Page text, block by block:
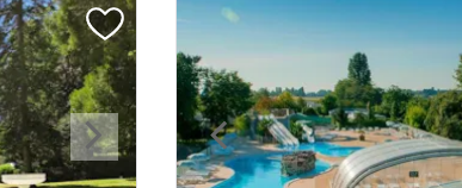
Next Previous